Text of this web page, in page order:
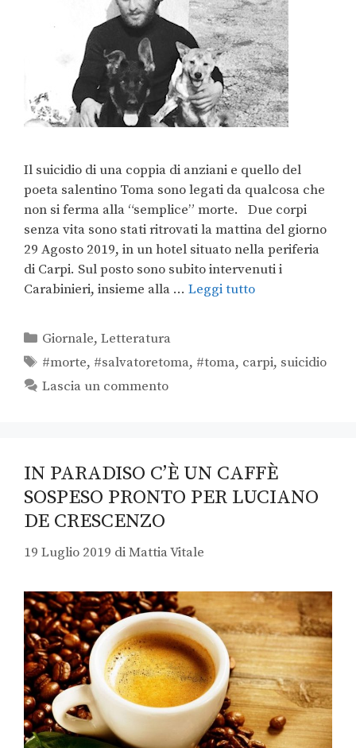
Il suicidio di una coppia di anziani e quello del
poeta salentino Toma sono legati da qualcosa che
non si ferma alla “semplice” morte. Due corpi
senza vita sono stati ritrovati la mattina del giorno
29 Agosto 2019, in un hotel situato nella periferia
di Carpi. Sul posto sono subito intervenuti i
Carabinieri, insieme alla … Leggi tutto
Giornale,Letteratura
#morte, #salvatoretoma, #toma, carpi, suicidio
Lascia un commento
IN PARADISO C’È UN CAFFÈ
SOSPESO PRONTO PER LUCIANO
DE CRESCENZO
19 Luglio 2019 diMattia Vitale